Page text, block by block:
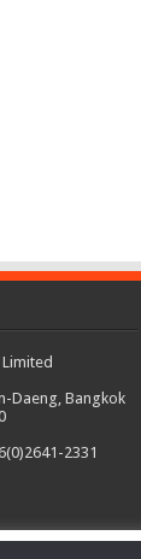
Daeng, Bangkok
2331